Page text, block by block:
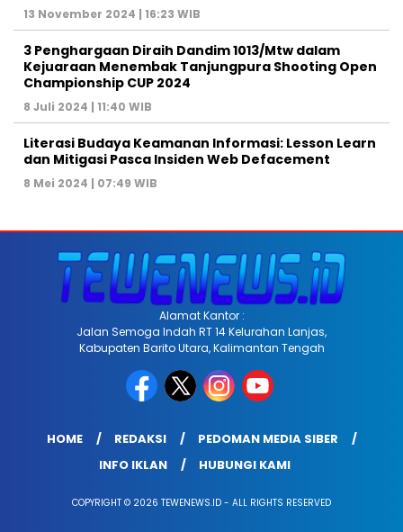
13 November 2024 | 16:23 WIB
3 Penghargaan Diraih Dandim 1013/Mtw dalam
Kejuaraan Menembak Tanjungpura Shooting Open
Championship CUP 2024
8 Juli 2024 | 11:40 WIB
Literasi Budaya Keamanan Informasi: Lesson Learn
dan Mitigasi Pasca Insiden Web Defacement
8 Mei 2024 | 07:49 WIB
Alamat Kantor :
Jalan Semoga Indah RT 14 Kelurahan Lanjas,
Kabupaten Barito Utara, Kalimantan Tengah
HOME REDAKSI
PEDOMAN MEDIA SIBER
INFO IKLAN
HUBUNGI KAMI
COPYRIGHT © 2026 TEWENEWS.ID - ALL RIGHTS RESERVED